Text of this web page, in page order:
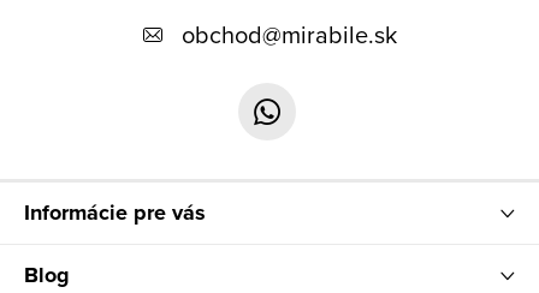
Informácie pre vás
Blog
obchod@mirabile.sk